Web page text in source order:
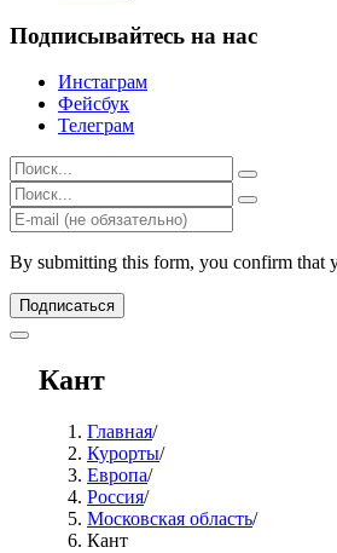
Подписывайтесь на нас
Инстаграм
Фейсбук
Телеграм
Результаты
поиска
для:
%s:
Результаты
поиска
для:
%s:
By submitting this form, you confirm that
Подписаться
Кант
Главная/
Курорты/
Европа/
Россия/
Московская область/
Кант